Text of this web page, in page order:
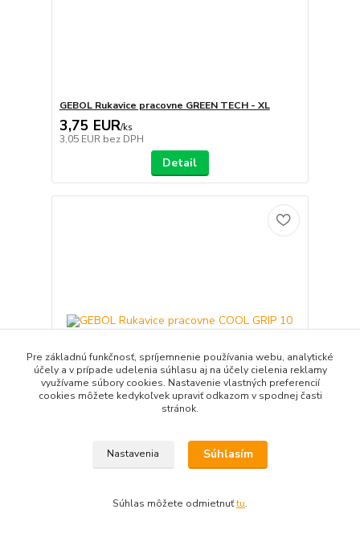
GEBOL Rukavice pracovne GREEN TECH - XL
3,75 EUR/ks
3,05 EUR bez DPH
Detail
GEBOL Rukavice pracovne COOL GRIP 10
3,81 EUR
Detail
Pre základnú funkčnosť, spríjemnenie používania webu, analytické
účely a v prípade udelenia súhlasu aj na účely cielenia reklamy
využívame súbory cookies. Nastavenie vlastných preferencií
cookies môžete kedykoľvek upraviť odkazom v spodnej časti
stránok.
Nastavenia Súhlasím
Súhlas môžete odmietnuťtu.